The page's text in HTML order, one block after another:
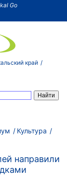
Go
край
Культура
направили